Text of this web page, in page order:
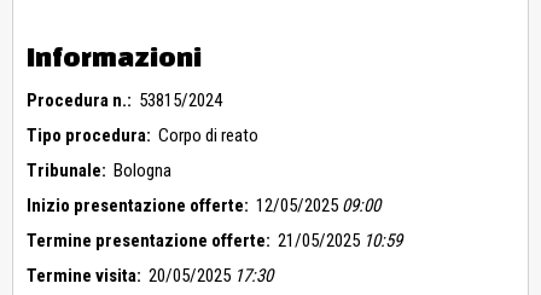
Informazioni
Procedura n.: 53815/2024
Tipo procedura: Corpo di reato
Tribunale: Bologna
Inizio presentazione offerte: 12/05/2025 09:00
Termine presentazione offerte: 21/05/2025 10:59
Termine visita: 20/05/2025 17:30